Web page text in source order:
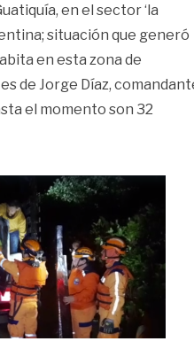
en el sector ‘la
situación que generó
en esta zona de
de Jorge Díaz,
el momento son 32